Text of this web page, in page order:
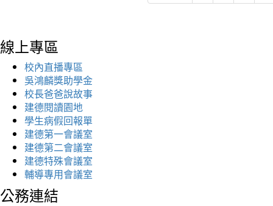
線上專區
校內直播專區
吳鴻麟獎助學金
校長爸爸說故事
建德閱讀園地
學生病假回報單
建德第一會議室
建德第二會議室
建德特殊會議室
輔導專用會議室
公務連結